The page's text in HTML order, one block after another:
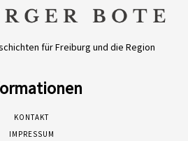
für Freiburg und die Region
KONTAKT
IMPRESSUM